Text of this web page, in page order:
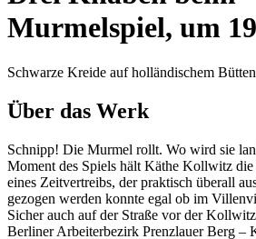
Murmelspiel, um
Schwarze Kreide auf holländischem
Über das Werk
Schnipp! Die Murmel rollt. Wo wird sie
Moment des Spiels hält Käthe Kollwitz die
eines Zeitvertreibs, der praktisch überall
gezogen werden konnte egal ob im
Sicher auch auf der Straße vor der
Berliner Arbeiterbezirk Prenzlauer Berg –